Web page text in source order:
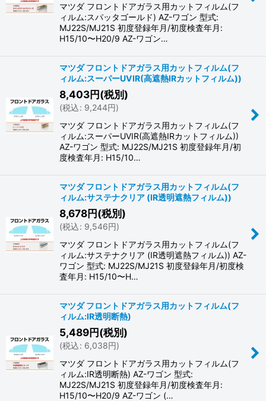
マツダ フロントドアガラス用カットフィルム(フ
ィルム:スパッタゴールド) AZ-ワゴン 型式:
MJ22S/MJ21S 初度登録年月/初度検査年月:
H15/10〜H20/9 AZ-ワゴン…
マツダ フロントドアガラス用カットフィルム(フ
ィルム:スーパーUVIR(高遮熱IRカットフィルム))
8,403円(税別)
(税込: 9,244円)
マツダ フロントドアガラス用カットフィルム(フ
ィルム:スーパーUVIR(高遮熱IRカットフィルム))
AZ-ワゴン 型式: MJ22S/MJ21S 初度登録年月/初
度検査年月: H15/10…
マツダ フロントドアガラス用カットフィルム(フ
ィルム:サステナクリア (IR透明遮熱フィルム))
8,678円(税別)
(税込: 9,546円)
マツダ フロントドアガラス用カットフィルム(フ
ィルム:サステナクリア (IR透明遮熱フィルム)) AZ-
ワゴン 型式: MJ22S/MJ21S 初度登録年月/初度検
査年月: H15/10〜H…
マツダ フロントドアガラス用カットフィルム(フ
ィルム:IR透明断熱)
5,489円(税別)
(税込: 6,038円)
マツダ フロントドアガラス用カットフィルム(フ
ィルム:IR透明断熱) AZ-ワゴン 型式:
MJ22S/MJ21S 初度登録年月/初度検査年月:
H15/10〜H20/9 AZ-ワゴン (…